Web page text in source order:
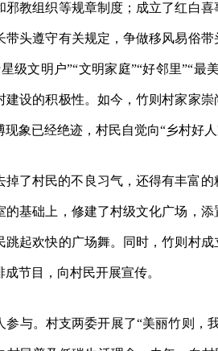
邪教组织等规章制度；成立了红白
带头遵守有关规定，争做移风易俗
级文明户”“文明家庭”“好邻里”“最
建设的积极性。如今，竹则村家家
象已经绝迹，村民自觉向“乡村好
掉了村民的不良习气，还得有丰富
的基础上，修建了村级文化广场，
跳起欢快的广场舞。同时，竹则村
节目，向村民开展宣传。
参与。村支两委开展了“美丽竹则，